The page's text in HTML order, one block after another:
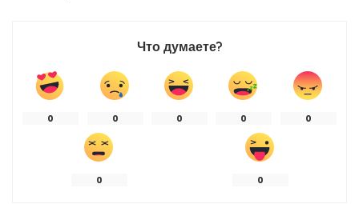
Что думаете?
0 0 0 0 0
0 0